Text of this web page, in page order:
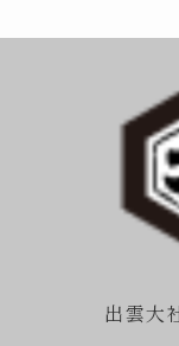
出雲大